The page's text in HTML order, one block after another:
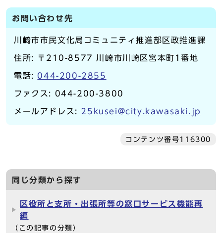
お問い合わせ先
川崎市市民文化局コミュニティ推進部区政推進課
住所: 〒210-8577 川崎市川崎区宮本町1番地
電話: 044-200-2855
ファクス: 044-200-3800
メールアドレス: 25kusei@city.kawasaki.jp
コンテンツ番号116300
同じ分類から探す
区役所と支所・出張所等の窓口サービス機能再
編
（この記事の分類）